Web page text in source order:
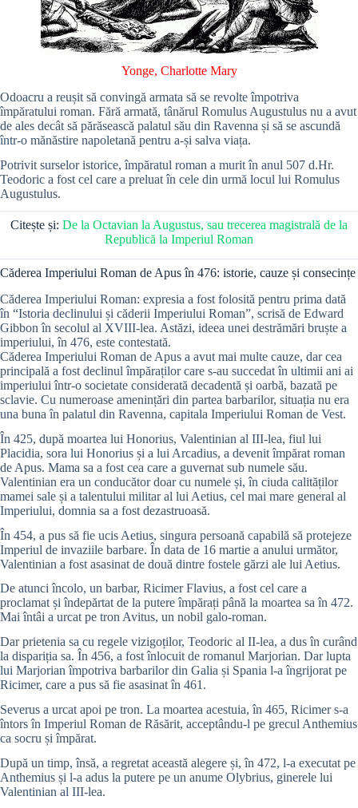
Yonge, Charlotte Mary
Odoacru a reușit să convingă armata să se revolte împotriva
împăratului roman. Fără armată, tânărul Romulus Augustulus nu a avut
de ales decât să părăsească palatul său din Ravenna și să se ascundă
într-o mănăstire napoletană pentru a-și salva viața.
Potrivit surselor istorice, împăratul roman a murit în anul 507 d.Hr.
Teodoric a fost cel care a preluat în cele din urmă locul lui Romulus
Augustulus.
Citește și: De la Octavian la Augustus, sau trecerea magistrală de la
Republică la Imperiul Roman
Căderea Imperiului Roman de Apus în 476: istorie, cauze și consecințe
Căderea Imperiului Roman: expresia a fost folosită pentru prima dată
în “Istoria declinului și căderii Imperiului Roman”, scrisă de Edward
Gibbon în secolul al XVIII-lea. Astăzi, ideea unei destrămări bruște a
imperiului, în 476, este contestată.
Căderea Imperiului Roman de Apus a avut mai multe cauze, dar cea
principală a fost declinul împăraților care s-au succedat în ultimii ani ai
imperiului într-o societate considerată decadentă și oarbă, bazată pe
sclavie. Cu numeroase amenințări din partea barbarilor, situația nu era
una buna în palatul din Ravenna, capitala Imperiului Roman de Vest.
În 425, după moartea lui Honorius, Valentinian al III-lea, fiul lui
Placidia, sora lui Honorius și a lui Arcadius, a devenit împărat roman
de Apus. Mama sa a fost cea care a guvernat sub numele său.
Valentinian era un conducător doar cu numele și, în ciuda calităților
mamei sale și a talentului militar al lui Aetius, cel mai mare general al
Imperiului, domnia sa a fost dezastruoasă.
În 454, a pus să fie ucis Aetius, singura persoană capabilă să protejeze
Imperiul de invaziile barbare. În data de 16 martie a anului următor,
Valentinian a fost asasinat de două dintre fostele gărzi ale lui Aetius.
De atunci încolo, un barbar, Ricimer Flavius, a fost cel care a
proclamat și îndepărtat de la putere împărați până la moartea sa în 472.
Mai întâi a urcat pe tron Avitus, un nobil galo-roman.
Dar prietenia sa cu regele vizigoților, Teodoric al II-lea, a dus în curând
la dispariția sa. În 456, a fost înlocuit de romanul Marjorian. Dar lupta
lui Marjorian împotriva barbarilor din Galia și Spania l-a îngrijorat pe
Ricimer, care a pus să fie asasinat în 461.
Severus a urcat apoi pe tron. La moartea acestuia, în 465, Ricimer s-a
întors în Imperiul Roman de Răsărit, acceptându-l pe grecul Anthemius
ca socru și împărat.
După un timp, însă, a regretat această alegere și, în 472, l-a executat pe
Anthemius și l-a adus la putere pe un anume Olybrius, ginerele lui
Valentinian al III-lea.